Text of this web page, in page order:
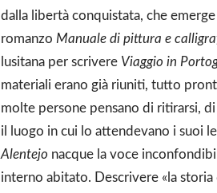
dalla libertà conquistata, che
romanzo Manuale di pittura e
lusitana per scrivere Viaggio in
materiali erano già riuniti, tutto
molte persone pensano di ritirarsi,
il luogo in cui lo attendevano i suoi
Alentejo nacque la voce
interno abitato. Descrivere «la storia